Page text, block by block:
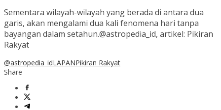
Sementara wilayah-wilayah yang berada di antara dua
garis, akan mengalami dua kali fenomena hari tanpa
bayangan dalam setahun.@astropedia_id, artikel: Pikiran
Rakyat
@astropedia_idLAPANPikiran Rakyat
Share